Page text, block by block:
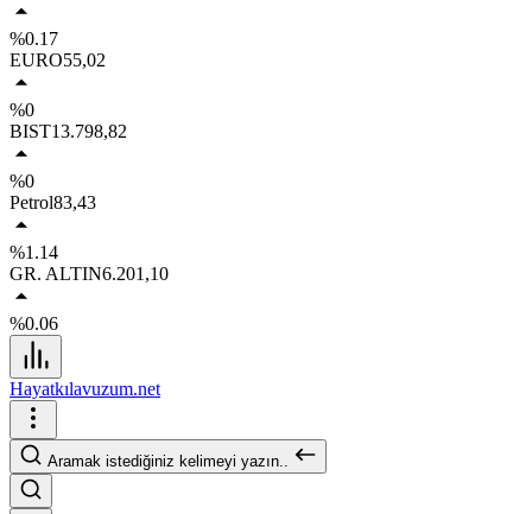
%0.17
EURO55,02
%0
BIST13.798,82
%0
Petrol83,43
%1.14
GR. ALTIN6.201,10
%0.06
Hayatkılavuzum.net
Aramak istediğiniz kelimeyi yazın..